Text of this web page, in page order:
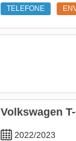
TELEFONE
Volkswagen
2022/2023